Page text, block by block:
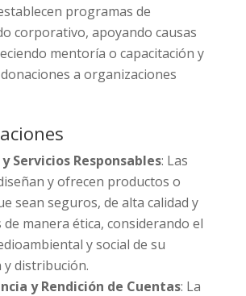
programas de
corporativo, apoyando causas
mentoría o capacitación y
a organizaciones
Servicios Responsables: Las
y ofrecen productos o
sean seguros, de alta calidad y
manera ética, considerando el
y social de su
y distribución.
y Rendición de Cuentas: La